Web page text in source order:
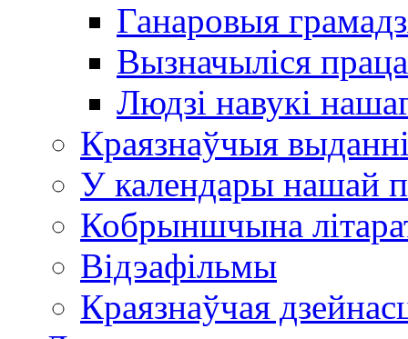
Ганаровыя
Вызначыліся
Людзі навукі
Краязнаўчыя
У календары нашай
Кобрыншчына
Відэафільмы
Краязнаўчая